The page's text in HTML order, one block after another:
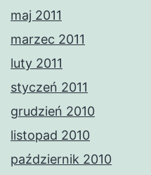
maj 2011
marzec 2011
luty 2011
styczeń 2011
grudzień 2010
listopad 2010
październik 2010